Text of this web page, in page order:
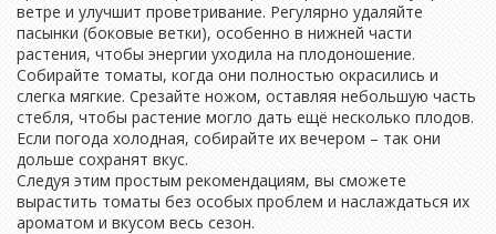
ветре и улучшит проветривание. Регулярно удаляйте
пасынки (боковые ветки), особенно в нижней части
растения, чтобы энергии уходила на плодоношение.
Собирайте томаты, когда они полностью окрасились и
слегка мягкие. Срезайте ножом, оставляя небольшую часть
стебля, чтобы растение могло дать ещё несколько плодов.
Если погода холодная, собирайте их вечером – так они
дольше сохранят вкус.
Следуя этим простым рекомендациям, вы сможете
вырастить томаты без особых проблем и наслаждаться их
ароматом и вкусом весь сезон.